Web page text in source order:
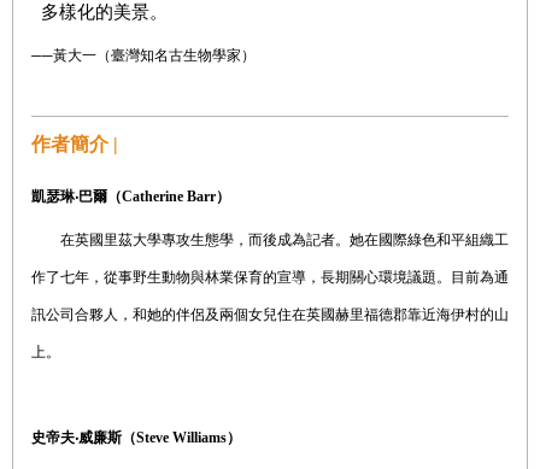
多樣化的美景。
──黃大一（臺灣知名古生物學家）
作者簡介 |
凱瑟琳‧巴爾（Catherine Barr）
在英國里茲大學專攻生態學，而後成為記者。她在國際綠色和平組織工
作了七年，從事野生動物與林業保育的宣導，長期關心環境議題。目前為通
訊公司合夥人，和她的伴侶及兩個女兒住在英國赫里福德郡靠近海伊村的山
上。
史帝夫‧威廉斯（Steve Williams）